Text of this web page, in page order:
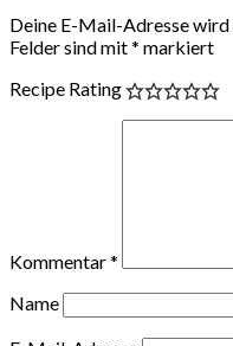
Deine E-Mail-Adresse
Felder sind mit* markiert
Recipe Rating
Kommentar*
Name